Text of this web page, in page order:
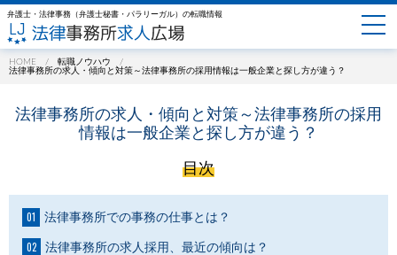
弁護士・法律事務（弁護士秘書・パラリーガル）の転職情報
HOME
転職ノウハウ
法律事務所の求人・傾向と対策～法律事務所の採用情報は一般企業と探し方が違う？
法律事務所の求人・傾向と対策～法律事務所の採用
情報は一般企業と探し方が違う？
目次
法律事務所での事務の仕事とは？
法律事務所の求人採用、最近の傾向は？